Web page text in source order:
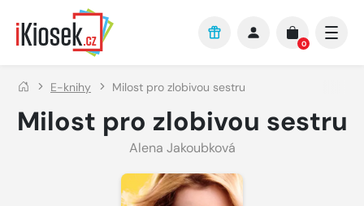
Přejít na hlavní obsah
0
E-knihy Milost pro zlobivou sestru
Milost pro zlobivou sestru
Alena Jakoubková